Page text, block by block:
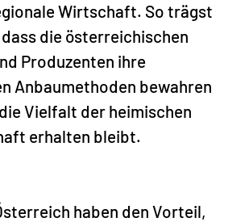
Wirtschaft. So trägst
die österreichischen
Produzenten ihre
Anbaumethoden bewahren
Vielfalt der heimischen
erhalten bleibt.
haben den Vorteil,